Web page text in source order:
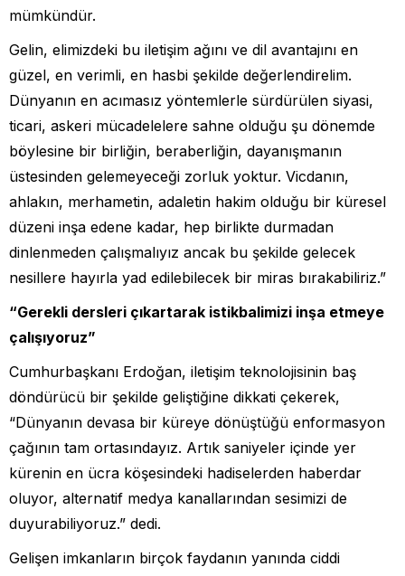
mümkündür.
Gelin, elimizdeki bu iletişim ağını ve dil avantajını en
güzel, en verimli, en hasbi şekilde değerlendirelim.
Dünyanın en acımasız yöntemlerle sürdürülen siyasi,
ticari, askeri mücadelelere sahne olduğu şu dönemde
böylesine bir birliğin, beraberliğin, dayanışmanın
üstesinden gelemeyeceği zorluk yoktur. Vicdanın,
ahlakın, merhametin, adaletin hakim olduğu bir küresel
düzeni inşa edene kadar, hep birlikte durmadan
dinlenmeden çalışmalıyız ancak bu şekilde gelecek
nesillere hayırla yad edilebilecek bir miras bırakabiliriz.”
“Gerekli dersleri çıkartarak istikbalimizi inşa etmeye
çalışıyoruz”
Cumhurbaşkanı Erdoğan, iletişim teknolojisinin baş
döndürücü bir şekilde geliştiğine dikkati çekerek,
“Dünyanın devasa bir küreye dönüştüğü enformasyon
çağının tam ortasındayız. Artık saniyeler içinde yer
kürenin en ücra köşesindeki hadiselerden haberdar
oluyor, alternatif medya kanallarından sesimizi de
duyurabiliyoruz.” dedi.
Gelişen imkanların birçok faydanın yanında ciddi